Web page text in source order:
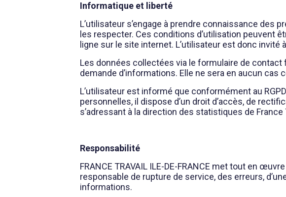
Informatique et liberté
L’utilisateur s’engage à prendre connaissance des
les respecter. Ces conditions d’utilisation peuvent
ligne sur le site internet. L’utilisateur est donc
Les données collectées via le formulaire de contact
demande d’informations. Elle ne sera en aucun cas
L’utilisateur est informé que conformément au
personnelles, il dispose d’un droit d’accès, de
s’adressant à la direction des statistiques de
Responsabilité
FRANCE TRAVAIL ILE-DE-FRANCE met tout en
responsable de rupture de service, des erreurs,
informations.